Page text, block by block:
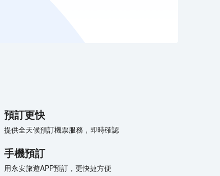
預訂更快
提供全天候預訂機票服務，即時確認
手機預訂
用永安旅遊APP預訂，更快捷方便